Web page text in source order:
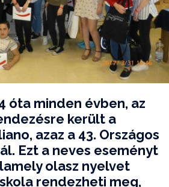
óta minden évben, az
került a
azaz a 43. Országos
Ezt a neves eseményt
olasz nyelvet
rendezheti meg,